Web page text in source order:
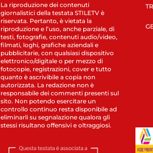
La riproduzione dei contenuti
giornalistici della testata STILETV è
riservata. Pertanto, è vietata la
riproduzione e l’uso, anche parziale, di
testi, fotografie, contenuti audio/video,
filmati, loghi, grafiche aziendali e
pubblicitarie, con qualsiasi dispositivo
elettronico/digitale o per mezzo di
fotocopie, registrazioni, cover e tutto
quanto è ascrivibile a copia non
autorizzata. La redazione non è
responsabile dei commenti presenti sul
sito. Non potendo esercitare un
controllo continuo resta disponibile ad
eliminarli su segnalazione qualora gli
stessi risultano offensivi e oltraggiosi.